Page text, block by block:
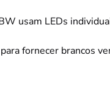
usam LEDs
fornecer brancos